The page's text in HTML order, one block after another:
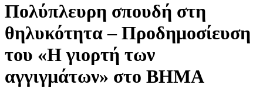
Πολύπλευρη σπουδή στη
θηλυκότητα – Προδημοσίευση
του «Η γιορτή των
αγγιγμάτων» στο ΒΗΜΑ